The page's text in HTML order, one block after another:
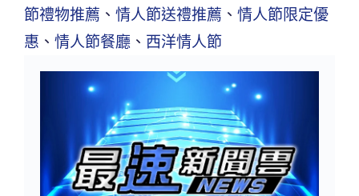
節禮物推薦 、 情人節送禮推薦 、 情人節限定優
惠 、 情人節餐廳 、 西洋情人節